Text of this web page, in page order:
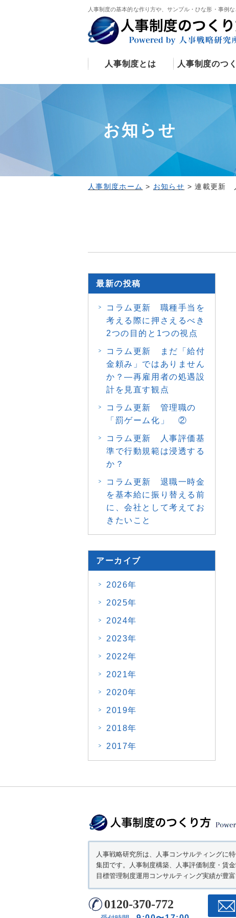
人事制度の基本的な作り方や、サンプル・ひな形・事例な
人事制度とは 人事制度のつ
お知らせ
人事制度ホーム > お知らせ >連載更新
最新の投稿
コラム更新 職種手当を
考える際に押さえるべき
2つの目的と1つの視点
コラム更新 まだ「給付
金頼み」ではありません
か？―再雇用者の処遇設
計を見直す観点
コラム更新 管理職の
「罰ゲーム化」 ②
コラム更新 人事評価基
準で行動規範は浸透する
か？
コラム更新 退職一時金
を基本給に振り替える前
に、会社として考えてお
きたいこと
アーカイブ
2026年
2025年
2024年
2023年
2022年
2021年
2020年
2019年
2018年
2017年
人事戦略研究所は、人事コンサルティングに
集団です。人事制度構築、人事評価制度・賃
目標管理制度運用コンサルティング実績が豊富
0120-370-772